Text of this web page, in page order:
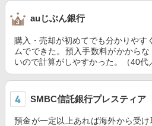
auじぶん銀行
購入・売却が初めてでも分かりやす
ムでできた。預入手数料がかから
いので計算がしやすかった。（40代
SMBC信託銀行プレスティア
預金が一定以上あれば海外から受